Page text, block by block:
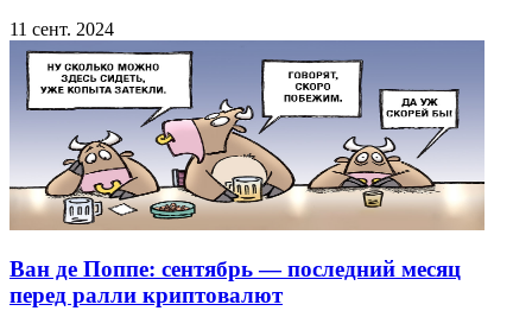
11 сент. 2024
Ван де Поппе: сентябрь — последний месяц
перед ралли криптовалют